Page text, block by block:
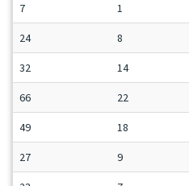
7 1
24 8
32 14
66 22
49 18
27 9